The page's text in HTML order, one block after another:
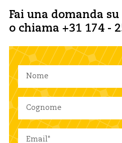
Fai una domanda
o chiama +31 174 -